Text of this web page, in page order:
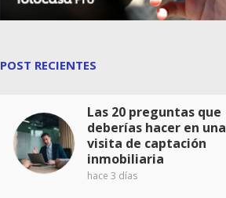
POST RECIENTES
Las 20 preguntas que
deberías hacer en una
visita de captación
inmobiliaria
hace 3 días